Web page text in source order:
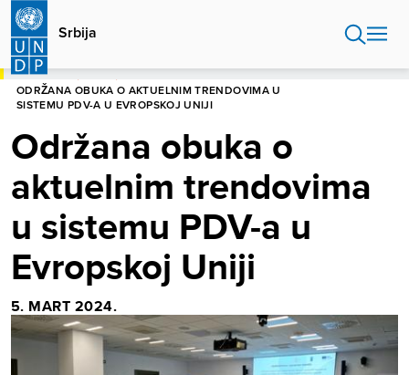
Skip
main
content
Srbija
POČETNA
ODRŽANA OBUKA O AKTUELNIM TRENDOVIMA U
SISTEMU PDV-A U EVROPSKOJ UNIJI
Održana obuka o
aktuelnim trendovima
u sistemu PDV-a u
Evropskoj Uniji
5. MART 2024.